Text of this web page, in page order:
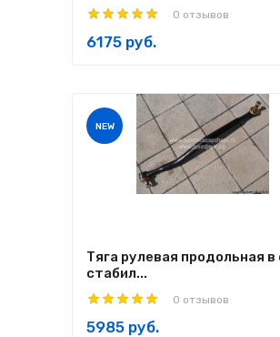
0 отзывов
6175 руб.
NEW
Тяга рулевая продольная в
стабил...
0 отзывов
5985 руб.